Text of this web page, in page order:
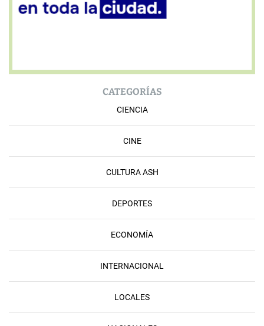
CATEGORÍAS
CIENCIA
CINE
CULTURA ASH
DEPORTES
ECONOMÍA
INTERNACIONAL
LOCALES